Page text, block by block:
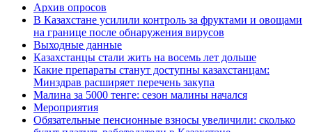
Архив опросов
В Казахстане усилили контроль за фруктами и овощами
на границе после обнаружения вирусов
Выходные данные
Казахстанцы стали жить на восемь лет дольше
Какие препараты станут доступны казахстанцам:
Минздрав расширяет перечень закупа
Малина за 5000 тенге: сезон малины начался
Мероприятия
Обязательные пенсионные взносы увеличили: сколько